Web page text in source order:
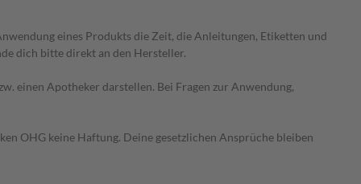
eines Produkts die Zeit, die Anleitungen, Etiketten und
dich bitte direkt an den Hersteller.
einen Apotheker darstellen. Bei Fragen zur Anwendung,
OHG keine Haftung. Deine gesetzlichen Ansprüche bleiben